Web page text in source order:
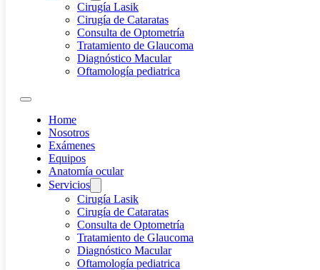
Cirugía Lasik
Cirugía de Cataratas
Consulta de Optometría
Tratamiento de Glaucoma
Diagnóstico Macular
Oftamología pediatrica
Home
Nosotros
Exámenes
Equipos
Anatomía ocular
Servicios
Cirugía Lasik
Cirugía de Cataratas
Consulta de Optometría
Tratamiento de Glaucoma
Diagnóstico Macular
Oftamología pediatrica